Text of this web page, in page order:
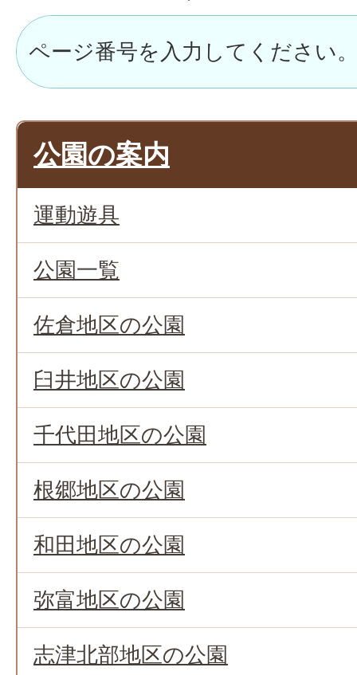
公園の案内
運動遊具
公園一覧
佐倉地区の公園
臼井地区の公園
千代田地区の公園
根郷地区の公園
和田地区の公園
弥富地区の公園
志津北部地区の公園